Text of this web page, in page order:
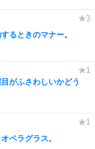
るときのマナー。
がふさわしいかどう
ペラグラス。